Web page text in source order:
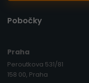
Pobočky
Praha
Peroutkova 531/81
158 00, Praha